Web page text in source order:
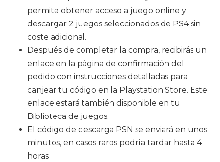
permite obtener acceso a juego online y
descargar 2 juegos seleccionados de PS4 sin
coste adicional.
Después de completar la compra, recibirás un
enlace en la página de confirmación del
pedido con instrucciones detalladas para
canjear tu código en la Playstation Store. Este
enlace estará también disponible en tu
Biblioteca de juegos.
El código de descarga PSN se enviará en unos
minutos, en casos raros podría tardar hasta 4
horas